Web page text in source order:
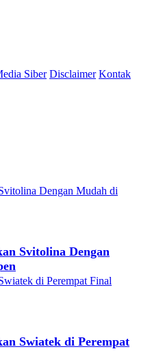
Siber Disclaimer Kontak
Svitolina Dengan
Swiatek di Perempat